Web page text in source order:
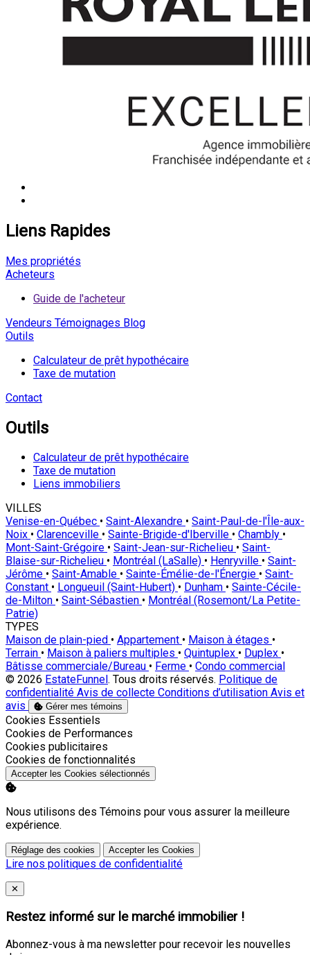
Liens Rapides
Mes propriétés
Acheteurs
Guide de l'acheteur
Vendeurs Témoignages Blog
Outils
Calculateur de prêt hypothécaire
Taxe de mutation
Contact
Outils
Calculateur de prêt hypothécaire
Taxe de mutation
Liens immobiliers
VILLES
Venise-en-Québec • Saint-Alexandre • Saint-Paul-de-l'Île-aux-
Noix • Clarenceville • Sainte-Brigide-d'Iberville • Chambly •
Mont-Saint-Grégoire • Saint-Jean-sur-Richelieu • Saint-
Blaise-sur-Richelieu • Montréal (LaSalle) • Henryville • Saint-
Jérôme • Saint-Amable • Sainte-Émélie-de-l'Énergie • Saint-
Constant • Longueuil (Saint-Hubert) • Dunham • Sainte-Cécile-
de-Milton • Saint-Sébastien • Montréal (Rosemont/La Petite-
Patrie)
TYPES
Maison de plain-pied • Appartement • Maison à étages •
Terrain • Maison à paliers multiples • Quintuplex • Duplex •
Bâtisse commerciale/Bureau • Ferme • Condo commercial
© 2026 EstateFunnel . Tous droits réservés. Politique de
confidentialité Avis de collecte Conditions d’utilisation Avis et
avis
Gérer mes témoins
Activer
Cookies Essentiels
Activer
Cookies de Performances
Activer
Cookies publicitaires
Activer
Cookies de fonctionnalités
Accepter les Cookies sélectionnés
Nous utilisons des Témoins pour vous assurer la meilleure
expérience.
Réglage des cookies Accepter les Cookies
Lire nos politiques de confidentialité
Close
✕
Restez informé sur le marché immobilier !
Abonnez-vous à ma newsletter pour recevoir les nouvelles